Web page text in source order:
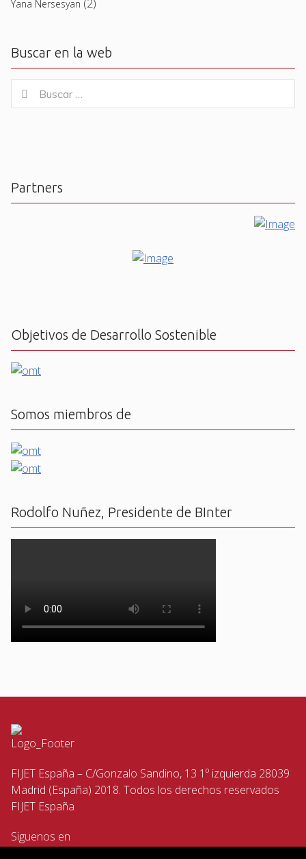
Yana Nersesyan (2)
Buscar en la web
for:
Buscar
Partners
Objetivos de Desarrollo Sostenible
Somos miembros de
Rodolfo Nuñez, Presidente de BInter
FIJET España – C/Gonzalo Sandino, 13 1º izquierda 28039
Madrid (España) 2018. Todos los derechos reservados
FIJET España
Siguenos en